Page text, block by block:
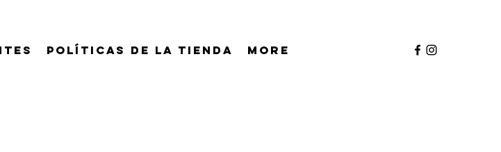
Políticas de la tienda More